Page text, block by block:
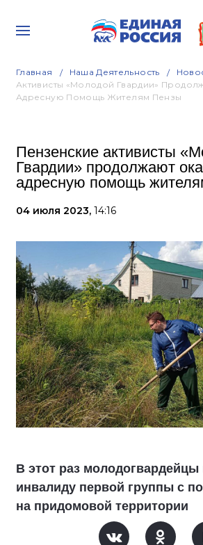
Главная Наша Деятельность
Активисты «Молодой Гвардии»
Адресную Помощь Жителям Пензы
Пензенские активисты
Гвардии» продолжают
адресную помощь
04 июля 2023, 14:16
В этот раз молодогвардейцы
инвалиду первой группы с
на придомовой территории